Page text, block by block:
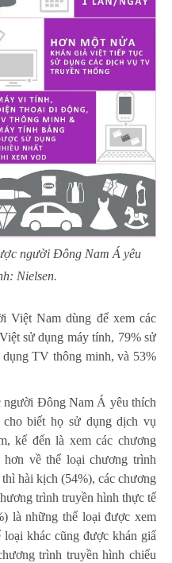
người Đông Nam Á yêu
Nielsen.
Việt Nam dùng để xem các
sử dụng máy tính, 79% sử
TV thông minh, và 53%
người Đông Nam Á yêu thích
biết họ sử dụng dịch vụ
kế đến là xem các chương
về thể loại chương trình
hài kịch (54%), các chương
trình truyền hình thực tế
là những thể loại được xem
loại khác cũng được khán giẩ
trình truyền hình chiếu